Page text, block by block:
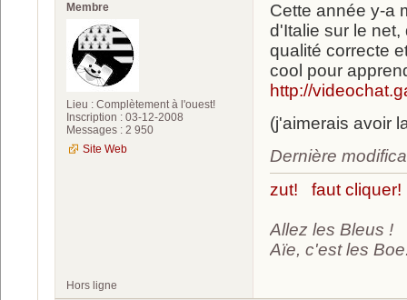
Membre
Lieu : Complètement à l'ouest!
Inscription : 03-12-2008
Messages : 2 950
Site Web
Cette année y-a
d'Italie sur le
qualité correcte
cool pour
http://
(j'aimerais avoir
Dernière
zut! faut cliquer!
Allez les Bleus !
Aïe, c'est les
Hors ligne